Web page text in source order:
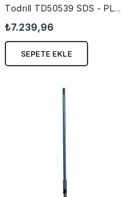
Todrill TD50539 SDS - PLUS KALIPÇI...
₺7.239,96
SEPETE EKLE